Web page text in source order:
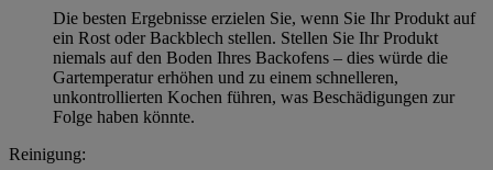
Die besten Ergebnisse erzielen Sie, wenn Sie Ihr Produkt auf
ein Rost oder Backblech stellen. Stellen Sie Ihr Produkt
niemals auf den Boden Ihres Backofens – dies würde die
Gartemperatur erhöhen und zu einem schnelleren,
unkontrollierten Kochen führen, was Beschädigungen zur
Folge haben könnte.
Reinigung: